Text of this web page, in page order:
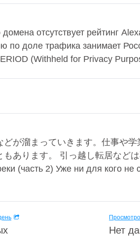
отсутствует рейтинг
по доле трафика занимает
(Withheld for Privacy
どが溜まっていきます。仕事や
あります。 引っ越し転居など
(часть 2) Уже ни для кого не
Нет